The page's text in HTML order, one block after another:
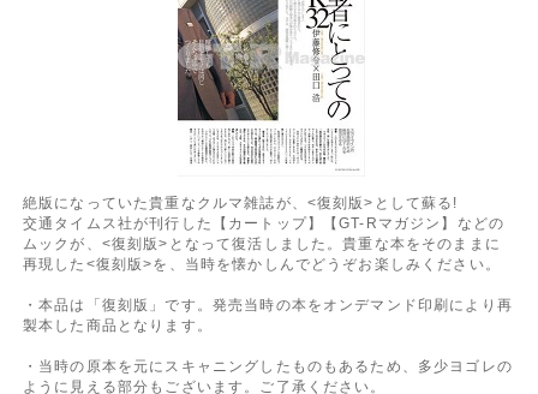
絶版になっていた貴重なクルマ雑誌が、<復刻版>として蘇る!
交通タイムス社が刊行した【カートップ】【GT-Rマガジン】などの
ムックが、<復刻版>となって復活しました。貴重な本をそのままに
再現した<復刻版>を、当時を懐かしんでどうぞお楽しみください。
・本品は「復刻版」です。発売当時の本をオンデマンド印刷により再
製本した商品となります。
・当時の原本を元にスキャニングしたものもあるため、多少ヨゴレの
ように見える部分もございます。ご了承ください。